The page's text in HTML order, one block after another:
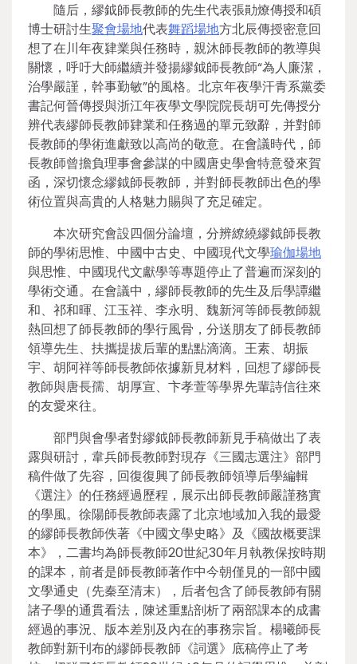
隨后，繆鉞師長教師的先生代表張勛燎傳授和碩
博士研討生聚會場地代表舞蹈場地方北辰傳授密意回
想了在川年夜肄業與任務時，親沐師長教師的教導與
關懷，呼吁大師繼續并發揚繆鉞師長教師“為人廉潔，
治學嚴謹，幹事勤敏”的風格。北京年夜學汗青系黨委
書記何晉傳授與浙江年夜學文學院院長胡可先傳授分
辨代表繆師長教師肄業和任務過的單元致辭，并對師
長教師的學術進獻致以高尚的敬意。在會議時代，師
長教師曾擔負理事會參謀的中國唐史學會特意發來賀
函，深切懷念繆鉞師長教師，并對師長教師出色的學
術位置與高貴的人格魅力賜與了充足確定。
本次研究會設四個分論壇，分辨繚繞繆鉞師長教
師的學術思惟、中國中古史、中國現代文學瑜伽場地
與思惟、中國現代文獻學等專題停止了普遍而深刻的
學術交通。在會議中，繆師長教師的先生及后學譚繼
和、祁和暉、江玉祥、李永明、魏新河等師長教師親
熱回想了師長教師的學行風骨，分送朋友了師長教師
領導先生、扶攜提拔后輩的點點滴滴。王素、胡振
宇、胡阿祥等師長教師依據新見材料，回想了繆師長
教師與唐長孺、胡厚宣、卞孝萱等學界先輩詩信往來
的友愛來往。
部門與會學者對繆鉞師長教師新見手稿做出了表
露與研討，韋兵師長教師對現存《三國志選注》部門
稿件做了先容，回復復興了師長教師領導后學編輯
《選注》的任務經過歷程，展示出師長教師嚴謹務實
的學風。徐陽師長教師表露了北京地域加入我的最愛
的繆師長教師佚著《中國文學史略》及《國故概要課
本》，二書均為師長教師20世紀30年月執教保按時期
的課本，前者是師長教師著作中今朝僅見的一部中國
文學通史（先秦至清末），后者包含了師長教師有關
諸子學的通貫看法，陳述重點剖析了兩部課本的成書
經過的事況、版本差別及內在的事務宗旨。楊曦師長
教師對新刊布的繆師長教師《詞選》底稿停止了考